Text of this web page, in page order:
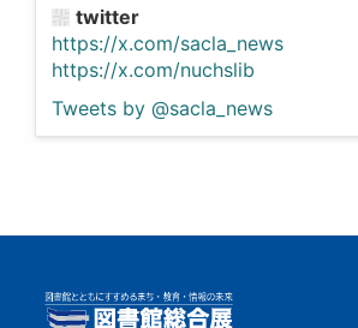
twitter
https://x.com/sacla_news
https://x.com/nuchslib
Tweets by @sacla_news